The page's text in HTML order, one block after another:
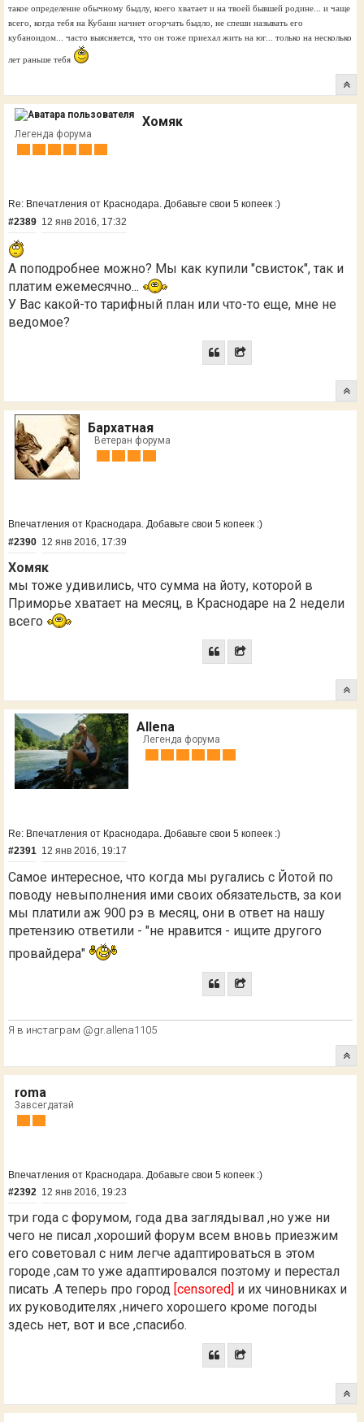
такое определение обычному быдлу, коего хватает и на твоей бывшей родине... и чаще
всего, когда тебя на Кубани начнет огорчать быдло, не спеши называть его
кубаноидом... часто выясняется, что он тоже приехал жить на юг... только на несколько
лет раньше тебя
Хомяк
Легенда форума
Re: Впечатления от Краснодара. Добавьте свои 5 копеек :)
#2389 12 янв 2016, 17:32
А поподробнее можно? Мы как купили "свисток", так и
платим ежемесячно...
У Вас какой-то тарифный план или что-то еще, мне не
ведомое?
Бархатная
Ветеран форума
Впечатления от Краснодара. Добавьте свои 5 копеек :)
#2390 12 янв 2016, 17:39
Хомяк
мы тоже удивились, что сумма на йоту, которой в
Приморье хватает на месяц, в Краснодаре на 2 недели
всего
Allena
Легенда форума
Re: Впечатления от Краснодара. Добавьте свои 5 копеек :)
#2391 12 янв 2016, 19:17
Самое интересное, что когда мы ругались с Йотой по
поводу невыполнения ими своих обязательств, за кои
мы платили аж 900 рэ в месяц, они в ответ на нашу
претензию ответили - "не нравится - ищите другого
провайдера"
Я в инстаграм @gr.allena1105
roma
Завсегдатай
Впечатления от Краснодара. Добавьте свои 5 копеек :)
#2392 12 янв 2016, 19:23
три года с форумом, года два заглядывал ,но уже ни
чего не писал ,хороший форум всем вновь приезжим
его советовал с ним легче адаптироваться в этом
городе ,сам то уже адаптировался поэтому и перестал
писать .А теперь про город [censored] и их чиновниках и
их руководителях ,ничего хорошего кроме погоды
здесь нет, вот и все ,спасибо.